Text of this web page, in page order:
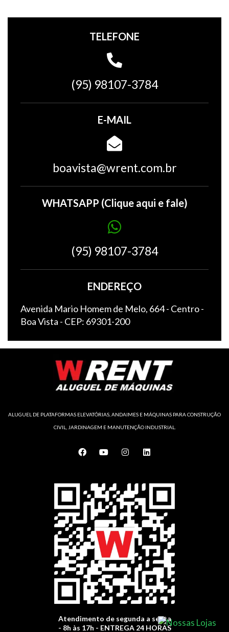
TELEFONE
(95) 98107-3784
E-MAIL
boavista@wrent.com.br
WHATSAPP (Clique aqui e fale)
(95) 98107-3784
ENDEREÇO
Avenida Mario Homem de Melo, 664 - Centro -
Boa Vista - CEP: 69301-200
ALUGUEL DE PLATAFORMAS ELEVATÓRIAS, ANDAIMES E MÁQUINAS PARA CONSTRUÇÃO
CIVIL, JARDINAGEM E MANUTENÇÃO INDUSTRIAL.
F
a
o
o
k
Y
o
b
e
I
n
g
r
a
m
L
i
Atendimento de segunda a sexta
- 8h às 17h - ENTREGA 24 HORAS